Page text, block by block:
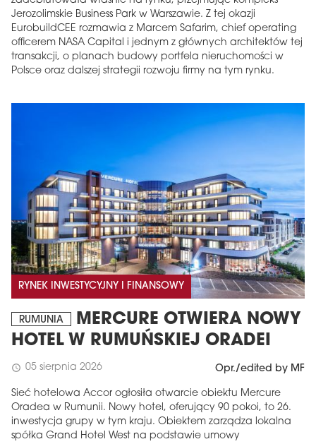
Jerozolimskie Business Park w Warszawie. Z tej okazji
EurobuildCEE rozmawia z Marcem Safarim, chief operating
officerem NASA Capital i jednym z głównych architektów tej
transakcji, o planach budowy portfela nieruchomości w
Polsce oraz dalszej strategii rozwoju firmy na tym rynku.
RYNEK INWESTYCYJNY I FINANSOWY
RUMUNIA
MERCURE OTWIERA NOWY
HOTEL W RUMUŃSKIEJ ORADEI
schedule 05 sierpnia 2026 Opr./edited by MF
Sieć hotelowa Accor ogłosiła otwarcie obiektu Mercure
Oradea w Rumunii. Nowy hotel, oferujący 90 pokoi, to 26.
inwestycja grupy w tym kraju. Obiektem zarządza lokalna
spółka Grand Hotel West na podstawie umowy